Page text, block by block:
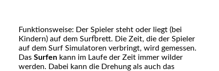
Funktionsweise: Der Spieler steht oder liegt (bei
Kindern) auf dem Surfbrett. Die Zeit, die der Spieler
auf dem Surf Simulatoren verbringt, wird gemessen.
DasSurfenkann im Laufe der Zeit immer wilder
werden. Dabei kann die Drehung als auch das